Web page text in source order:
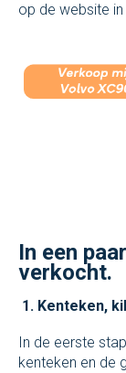
op de website in
In een
verkocht.
1. Kenteken,
In de eerste
kenteken en de